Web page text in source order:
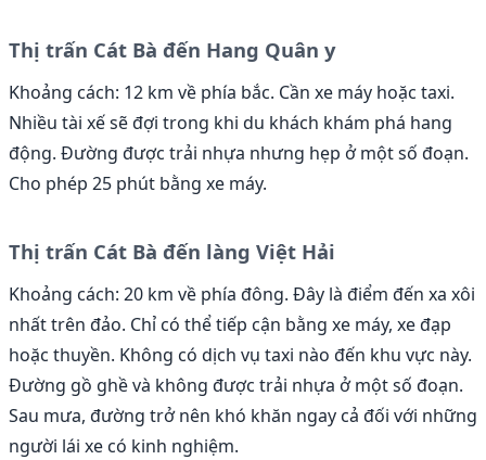
Thị trấn Cát Bà đến Hang Quân y
Khoảng cách: 12 km về phía bắc. Cần xe máy hoặc taxi.
Nhiều tài xế sẽ đợi trong khi du khách khám phá hang
động. Đường được trải nhựa nhưng hẹp ở một số đoạn.
Cho phép 25 phút bằng xe máy.
Thị trấn Cát Bà đến làng Việt Hải
Khoảng cách: 20 km về phía đông. Đây là điểm đến xa xôi
nhất trên đảo. Chỉ có thể tiếp cận bằng xe máy, xe đạp
hoặc thuyền. Không có dịch vụ taxi nào đến khu vực này.
Đường gồ ghề và không được trải nhựa ở một số đoạn.
Sau mưa, đường trở nên khó khăn ngay cả đối với những
người lái xe có kinh nghiệm.